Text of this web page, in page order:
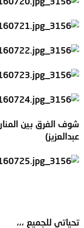
شوف الفرق بين
عبدالعزيز)
تحياتي للجميع ،،،